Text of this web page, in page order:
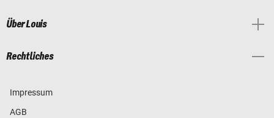
Über Louis
Rechtliches
Impressum
AGB